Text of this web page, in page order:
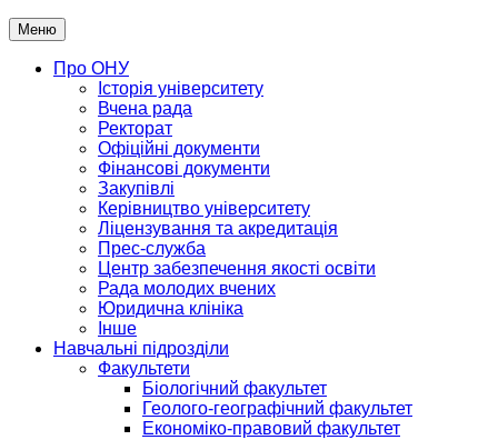
Меню
Про ОНУ
Історія університету
Вчена рада
Ректорат
Офіційні документи
Фінансові документи
Закупівлі
Керівництво університету
Ліцензування та акредитація
Прес-служба
Центр забезпечення якості освіти
Рада молодих вчених
Юридична клініка
Інше
Навчальні підрозділи
Факультети
Біологічний факультет
Геолого-географічний факультет
Економіко-правовий факультет